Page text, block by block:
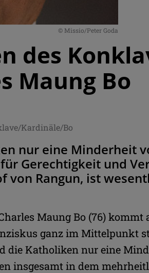
© Missio/Peter Goda
des
Maung Bo
Kardinäle/Bo
nur eine Minderheit
Gerechtigkeit und
von Rangun, ist
Maung Bo (76) kommt
ganz im Mittelpunkt
die Katholiken nur eine
insgesamt in dem